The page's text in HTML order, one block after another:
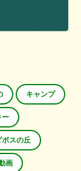
キャンプ
ー
ボスの丘
画